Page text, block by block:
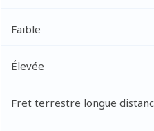
Faible
Élevée
Fret terrestre longue